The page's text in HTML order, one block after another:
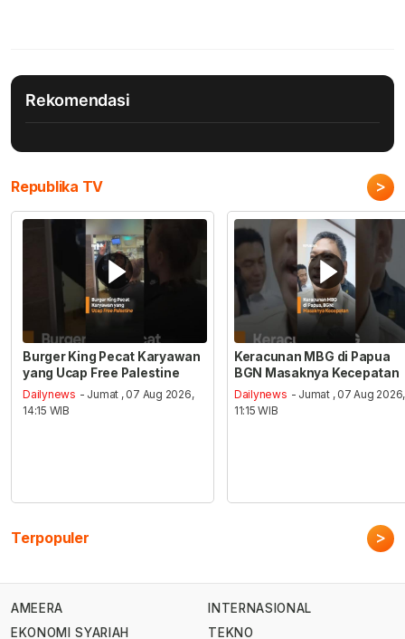
Rekomendasi
Republika TV >
Burger King Pecat Karyawan
yang Ucap Free Palestine
Dailynews - Jumat , 07 Aug 2026,
14:15 WIB
Keracunan MBG di Papua
BGN Masaknya Kecepatan
Dailynews - Jumat , 07 Aug 2026,
11:15 WIB
Terpopuler >
AMEERA
EKONOMI SYARIAH
INTERNASIONAL
TEKNO